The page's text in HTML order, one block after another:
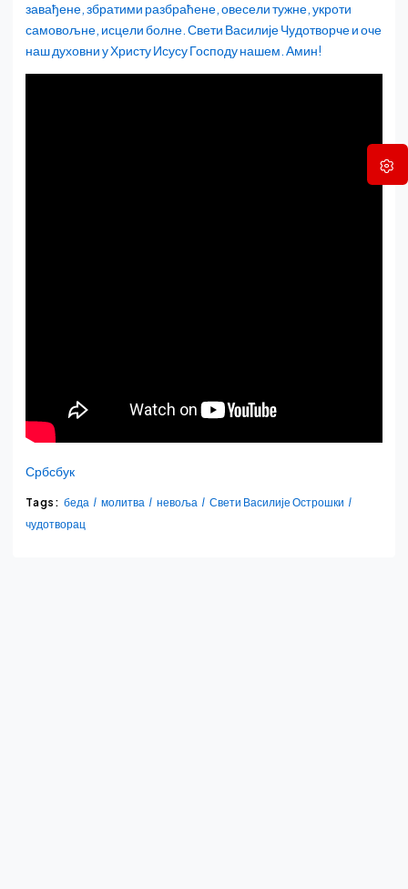
завађене, збратими разбраћене, овесели тужне, укроти
самовољне, исцели болне. Свети Василије Чудотворче и оче
наш духовни у Христу Исусу Господу нашем. Амин!
Србсбук
Tags: беда молитва невоља
Свети Василије Острошки
чудотворац